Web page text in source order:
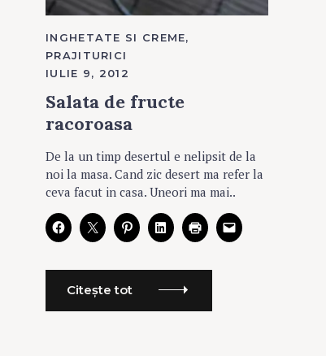
CATEGORIES
INGHETATE SI CREME
PRAJITURICI
IULIE 9, 2012
Salata de fructe
racoroasa
De la un timp desertul e nelipsit de la
noi la masa. Cand zic desert ma refer la
ceva facut in casa. Uneori ma mai..
Citește tot